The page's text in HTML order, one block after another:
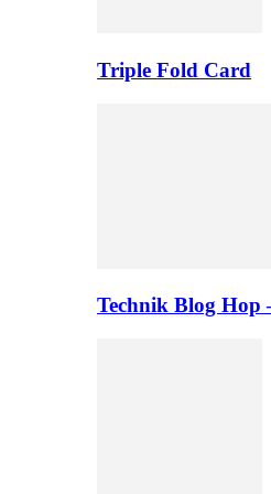
Triple Fold Card
Technik Blog Hop